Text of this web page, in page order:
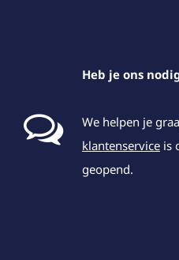
Heb je ons
We helpen je
klantenservice is
geopend.